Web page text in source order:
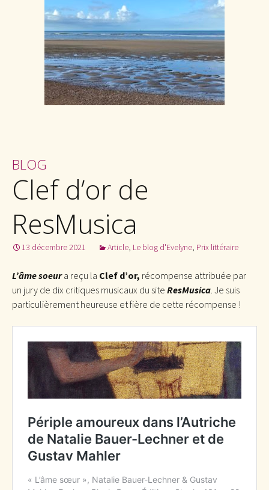
BLOG
Clef d’or de
ResMusica
13 décembre 2021 Article, Le blog d'Evelyne, Prix littéraire
L’âme soeura reçu la Clef d’or, récompense attribuée par
un jury de dix critiques musicaux du site ResMusica. Je suis
particulièrement heureuse et fière de cette récompense !